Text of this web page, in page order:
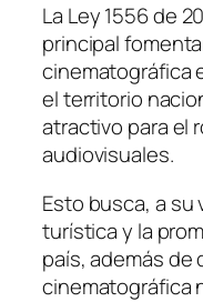
La Ley 1556 de
principal
cinematográfica
el territorio
atractivo para el
audiovisuales.
Esto busca, a su
turística y la
país, además de
cinematográfica